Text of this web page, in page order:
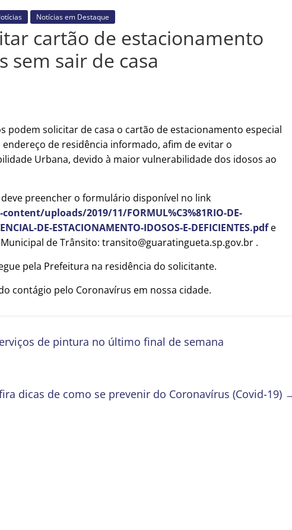
Notícias em Destaque
cartão de estacionamento
sem sair de casa
podem solicitar de casa o cartão de estacionamento especial
de residência informado, afim de evitar o
Urbana, devido à maior vulnerabilidade dos idosos ao
preencher o formulário disponível no link
uploads/2019/11/FORMUL%C3%81RIO-DE-
DE-ESTACIONAMENTO-IDOSOS-E-DEFICIENTES.pdfe
de Trânsito: transito@guaratingueta.sp.gov.br .
pela Prefeitura na residência do solicitante.
contágio pelo Coronavírus em nossa cidade.
de pintura no último final de semana
dicas de como se prevenir do Coronavírus (Covid-19)